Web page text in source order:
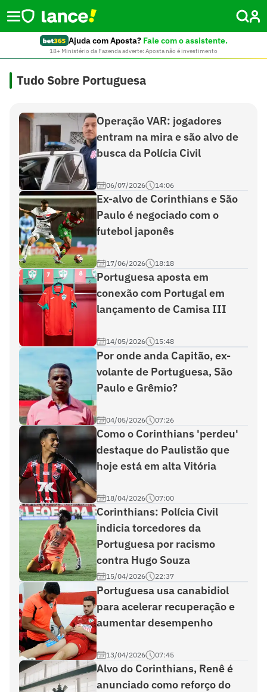
Ajuda com Aposta? Fale com o assistente.
18+ Ministério da Fazenda adverte: Aposta não é investimento
Tudo Sobre Portuguesa
Operação VAR: jogadores
entram na mira e são alvo de
busca da Polícia Civil
06/07/2026 14:06
Ex-alvo de Corinthians e São
Paulo é negociado com o
futebol japonês
17/06/2026 18:18
Portuguesa aposta em
conexão com Portugal em
lançamento de Camisa III
14/05/2026 15:48
Por onde anda Capitão, ex-
volante de Portuguesa, São
Paulo e Grêmio?
04/05/2026 07:26
Como o Corinthians 'perdeu'
destaque do Paulistão que
hoje está em alta Vitória
18/04/2026 07:00
Corinthians: Polícia Civil
indicia torcedores da
Portuguesa por racismo
contra Hugo Souza
15/04/2026 22:37
Portuguesa usa canabidiol
para acelerar recuperação e
aumentar desempenho
13/04/2026 07:45
Alvo do Corinthians, Renê é
anunciado como reforço do